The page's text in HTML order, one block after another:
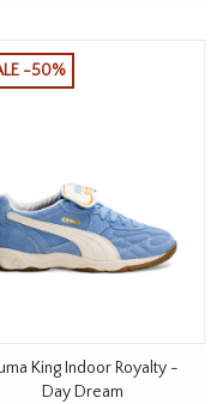
-50%
King Indoor Royalty -
Day Dream